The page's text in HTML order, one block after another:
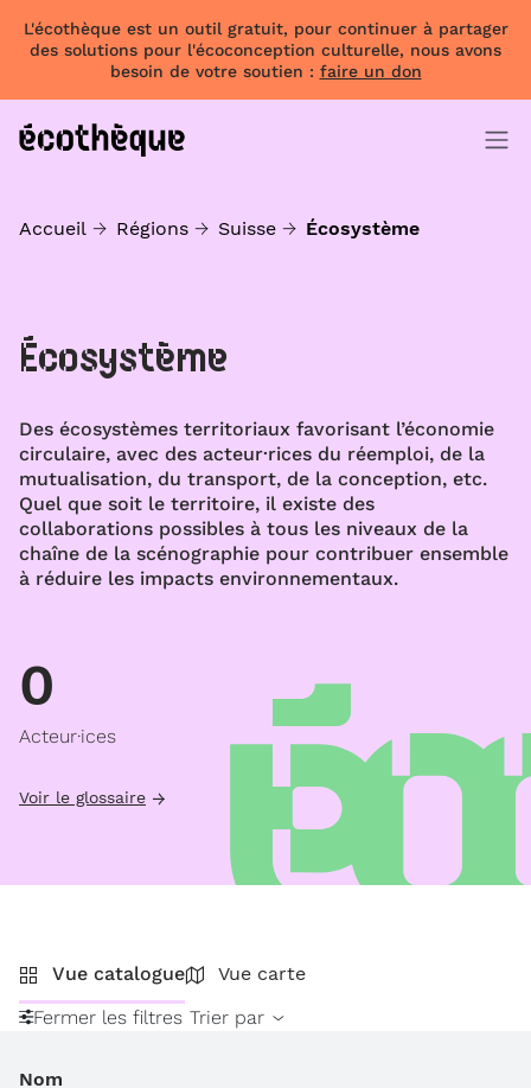
L'écothèque est un outil gratuit, pour continuer à partager
des solutions pour l'écoconception culturelle, nous avons
besoin de votre soutien : faire un don
Accueil Régions Suisse Écosystème
Écosystème
Des écosystèmes territoriaux favorisant l’économie
circulaire, avec des acteur·rices du réemploi, de la
mutualisation, du transport, de la conception, etc.
Quel que soit le territoire, il existe des
collaborations possibles à tous les niveaux de la
chaîne de la scénographie pour contribuer ensemble
à réduire les impacts environnementaux.
0
Acteur·ices
Voir le glossaire
Vue catalogue
Vue carte
Fermer les filtres Trier par
Nom